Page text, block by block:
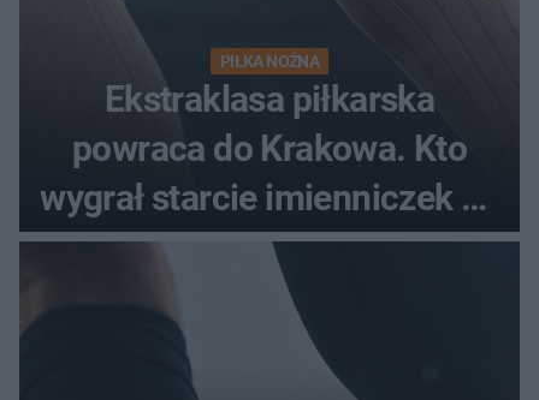
PIŁKA NOŻNA
Ekstraklasa piłkarska
powraca do Krakowa. Kto
wygrał starcie imienniczek na
pełnym stadionie